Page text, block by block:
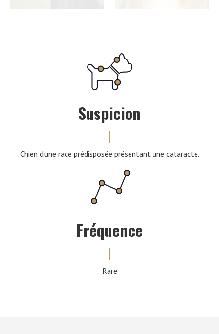
Suspicion
Chien d’une race prédisposée présentant une cataracte.
Fréquence
Rare